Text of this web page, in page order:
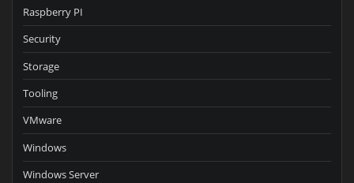
Raspberry PI
Security
Storage
Tooling
VMware
Windows
Windows Server